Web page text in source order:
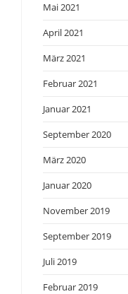
Mai 2021
April 2021
März 2021
Februar 2021
Januar 2021
September 2020
März 2020
Januar 2020
November 2019
September 2019
Juli 2019
Februar 2019